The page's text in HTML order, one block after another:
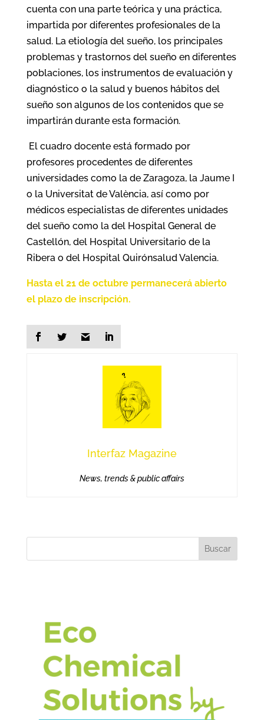
cuenta con una parte teórica y una práctica,
impartida por diferentes profesionales de la
salud. La etiología del sueño, los principales
problemas y trastornos del sueño en diferentes
poblaciones, los instrumentos de evaluación y
diagnóstico o la salud y buenos hábitos del
sueño son algunos de los contenidos que se
impartirán durante esta formación.
El cuadro docente está formado por
profesores procedentes de diferentes
universidades como la de Zaragoza, la Jaume I
o la Universitat de València, así como por
médicos especialistas de diferentes unidades
del sueño como la del Hospital General de
Castellón, del Hospital Universitario de la
Ribera o del Hospital Quirónsalud Valencia.
Hasta el 21 de octubre permanecerá abierto
el plazo de inscripción.
Interfaz Magazine
News, trends & public affairs
Buscar